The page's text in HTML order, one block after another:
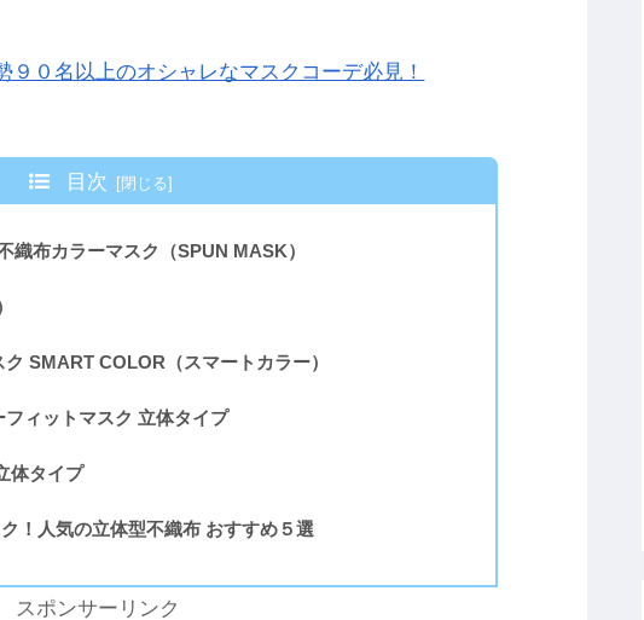
０名以上のオシャレなマスクコーデ必見！
目次
織布カラーマスク（SPUN MASK）
SMART COLOR（スマートカラー）
ィットマスク 立体タイプ
体タイプ
！人気の立体型不織布 おすすめ５選
スポンサーリンク